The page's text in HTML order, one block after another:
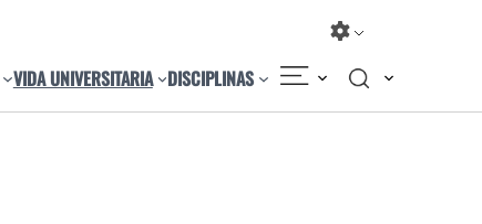
VIDA UNIVERSITARIA DISCIPLINAS